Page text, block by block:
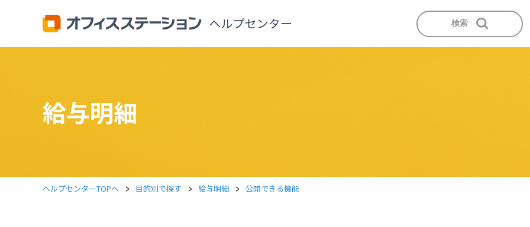
検索
給与明細
ヘルプセンターTOPへ > 目的別で探す > 給与明細 > 公開できる機能